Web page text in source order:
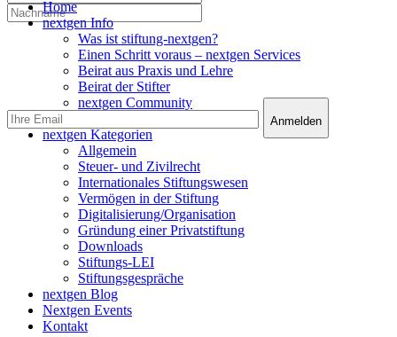
Close
Menu
Home
nextgen Info
Was ist stiftung-nextgen?
Einen Schritt voraus – nextgen Services
Beirat aus Praxis und Lehre
Beirat der Stifter
nextgen Community
nextgen Services
nextgen Kategorien
Allgemein
Steuer- und Zivilrecht
Internationales Stiftungswesen
Vermögen in der Stiftung
Digitalisierung/Organisation
Gründung einer Privatstiftung
Downloads
Stiftungs-LEI
Stiftungsgespräche
nextgen Blog
Nextgen Events
Kontakt